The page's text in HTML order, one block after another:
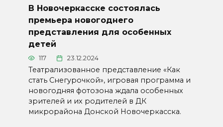
В Новочеркасске состоялась
премьера новогоднего
представления для особенных
детей
117 23.12.2024
Театрализованное представление «Как
стать Снегурочкой», игровая программа и
новогодняя фотозона ждала особенных
зрителей и их родителей в ДК
микрорайона Донской Новочеркасска.